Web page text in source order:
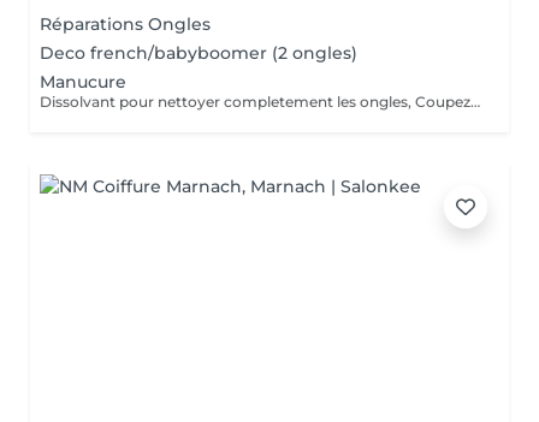
Réparations Ongles
Deco french/babyboomer (2 ongles)
Manucure
Dissolvant pour nettoyer completement les ongles, Coupez et Modelez les ongles avec une lime, Mouillez les mains quelques minutes pour ramollir les cuticules, Pousses les Cuticules avec batone pour repousser doucement vers l'arrière et coupez les excès, Hydratez les Mains avec crème et les cuticules pour maintenir la peau douce, Appliquez une base transparent pour protéger les ongles. Attendez suffisamment de tempos pour sèche.